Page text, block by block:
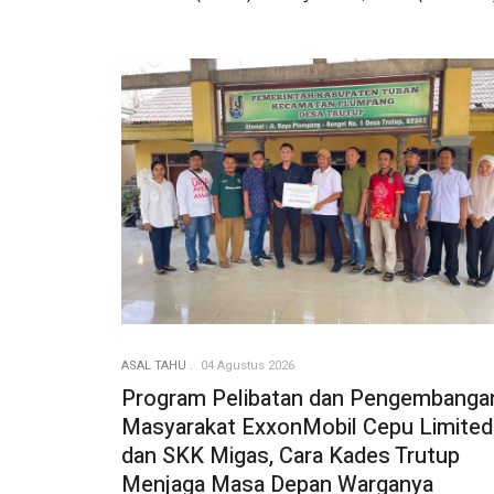
ASAL TAHU 04 Agustus 2026
Program Pelibatan dan
Masyarakat ExxonMobil Cepu Limited
dan SKK Migas, Cara Kades Trutup
Menjaga Masa Depan Warganya